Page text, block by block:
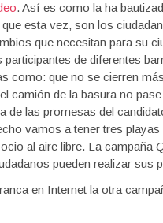
. Así es como la ha
que esta vez, son los
que necesitan para su
participantes de diferentes
como: que no se cierren
camión de la basura no
de las promesas del
vamos a tener tres
al aire libre. La campaña
pueden realizar
en Internet la otra